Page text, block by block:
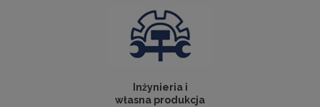
Inżynieria i
własna produkcja